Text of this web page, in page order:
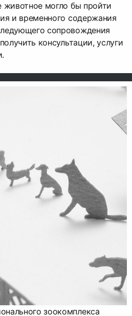
животное могло бы пройти
и временного содержания
сопровождения
консультации, услуги
зоокомплекса